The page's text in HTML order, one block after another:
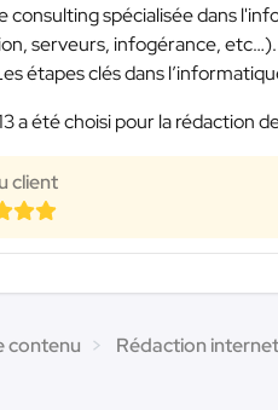
consulting spécialisée dans
serveurs, infogérance, etc…).
étapes clés dans
a été choisi pour la rédaction
client
contenu Rédaction internet